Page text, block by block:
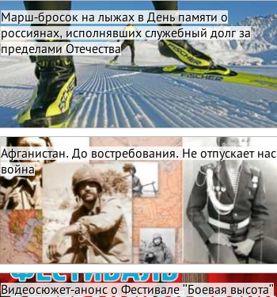
Марш-бросок на лыжах в День памяти о
россиянах, исполнявших служебный долг за
пределами Отечества
Афганистан. До востребования. Не отпускает нас
война
Видеосюжет-анонс о Фестивале "Боевая высота"